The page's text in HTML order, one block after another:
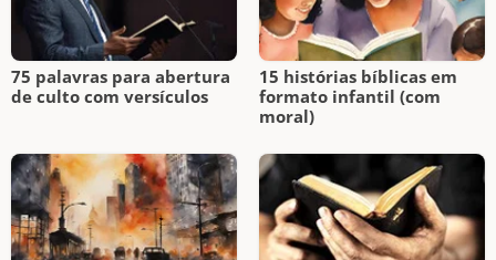
75 palavras para abertura
de culto com versículos
15 histórias bíblicas em
formato infantil (com
moral)